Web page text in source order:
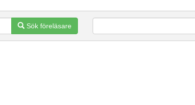
Sök föreläsare